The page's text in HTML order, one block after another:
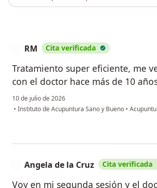
RM Cita verificada
Tratamiento super eficiente, me
con el doctor hace más de 10
10 de julio de 2026
• Instituto de Acupuntura Sano y Bueno •
Angela de la Cruz Cita verificada
Voy en mi segunda sesión y el